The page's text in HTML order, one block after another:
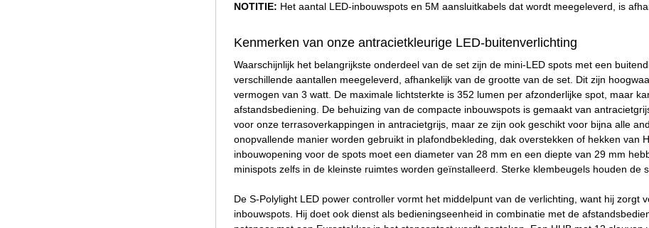
NOTITIE: Het aantal LED-inbouwspots en 5M aansluitkabels dat wordt meegeleverd, is
Kenmerken van onze antracietkleurige LED-buitenverlichting
Waarschijnlijk het belangrijkste onderdeel van de set zijn de mini-LED spots met een
verschillende aantallen meegeleverd, afhankelijk van de grootte van de set. Dit zijn
vermogen van 3 watt. De maximale lichtsterkte is 352 lumen per afzonderlijke spot, maar
afstandsbediening. De behuizing van de compacte inbouwspots is gemaakt van
voor onze terrasoverkappingen in antracietgrijs, maar ze zijn ook geschikt voor bijna alle
onopvallende manier worden gebruikt in plafondbekleding, dak overstekken of hekken van
inbouwopening voor de spots moet een diameter van 28 mm en een diepte van 29 mm
minispots zelfs in de kleinste ruimtes worden geïnstalleerd. Sterke klembeugels houden de
De S-Polylight LED power controller vormt het middelpunt van de verlichting, want hij zorgt
inbouwspots. Hij doet ook dienst als bedieningseenheid in combinatie met de